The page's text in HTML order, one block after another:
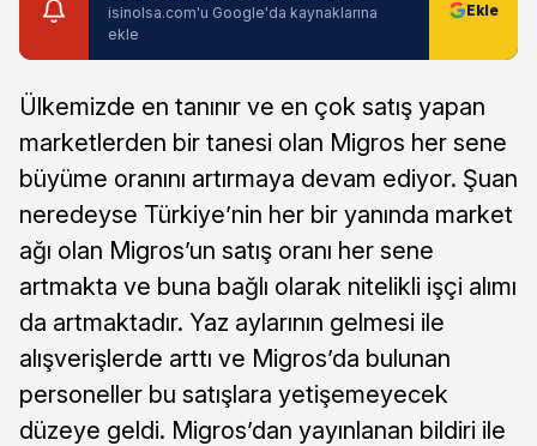
isinolsa.com'u Google'da kaynaklarına
ekle
Ülkemizde en tanınır ve en çok satış yapan
marketlerden bir tanesi olan Migros her sene
büyüme oranını artırmaya devam ediyor. Şuan
neredeyse Türkiye’nin her bir yanında market
ağı olan Migros’un satış oranı her sene
artmakta ve buna bağlı olarak nitelikli işçi alımı
da artmaktadır. Yaz aylarının gelmesi ile
alışverişlerde arttı ve Migros’da bulunan
personeller bu satışlara yetişemeyecek
düzeye geldi. Migros’dan yayınlanan bildiri ile